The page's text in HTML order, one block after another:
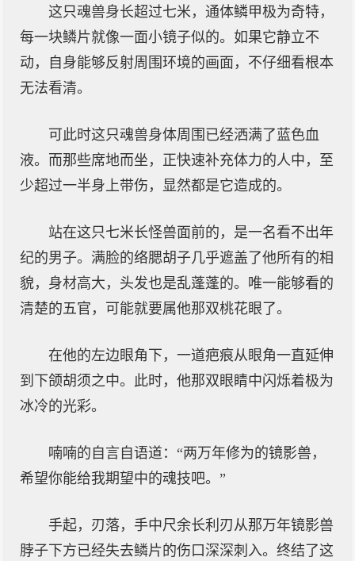
这只魂兽身长超过七米，通体鳞甲极为奇特，
每一块鳞片就像一面小镜子似的。如果它静立不
动，自身能够反射周围环境的画面，不仔细看根本
无法看清。
可此时这只魂兽身体周围已经洒满了蓝色血
液。而那些席地而坐，正快速补充体力的人中，至
少超过一半身上带伤，显然都是它造成的。
站在这只七米长怪兽面前的，是一名看不出年
纪的男子。满脸的络腮胡子几乎遮盖了他所有的相
貌，身材高大，头发也是乱蓬蓬的。唯一能够看的
清楚的五官，可能就要属他那双桃花眼了。
在他的左边眼角下，一道疤痕从眼角一直延伸
到下颌胡须之中。此时，他那双眼睛中闪烁着极为
冰冷的光彩。
喃喃的自言自语道：“两万年修为的镜影兽，
希望你能给我期望中的魂技吧。”
手起，刃落，手中尺余长利刃从那万年镜影兽
脖子下方已经失去鳞片的伤口深深刺入。终结了这